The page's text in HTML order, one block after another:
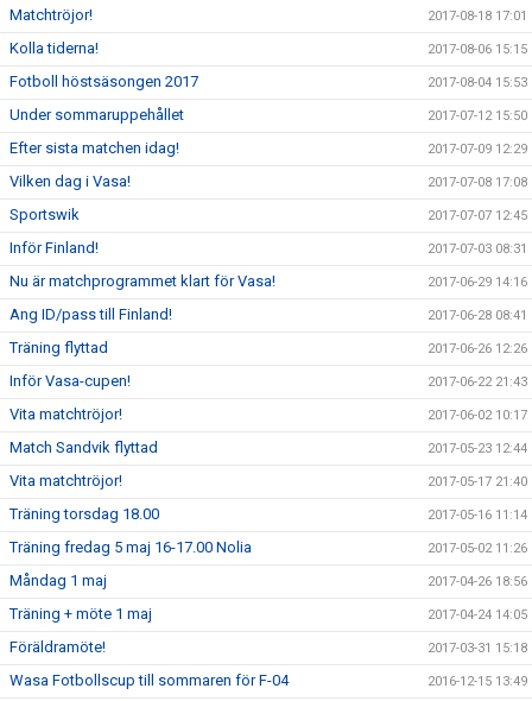
Matchtröjor! 2017-08-18 17:01
Kolla tiderna! 2017-08-06 15:15
Fotboll höstsäsongen 2017 2017-08-04 15:53
Under sommaruppehållet 2017-07-12 15:50
Efter sista matchen idag! 2017-07-09 12:29
Vilken dag i Vasa! 2017-07-08 17:08
Sportswik 2017-07-07 12:45
Inför Finland! 2017-07-03 08:31
Nu är matchprogrammet klart för Vasa! 2017-06-29 14:16
Ang ID/pass till Finland! 2017-06-28 08:41
Träning flyttad 2017-06-26 12:26
Inför Vasa-cupen! 2017-06-22 21:43
Vita matchtröjor! 2017-06-02 10:17
Match Sandvik flyttad 2017-05-23 12:44
Vita matchtröjor! 2017-05-17 21:40
Träning torsdag 18.00 2017-05-16 11:14
Träning fredag 5 maj 16-17.00 Nolia 2017-05-02 11:26
Måndag 1 maj 2017-04-26 18:56
Träning + möte 1 maj 2017-04-24 14:05
Föräldramöte! 2017-03-31 15:18
Wasa Fotbollscup till sommaren för F-04 2016-12-15 13:49